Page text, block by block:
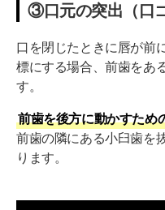
③口元の突出（口
口を閉じたときに唇が前
標にする場合、前歯をあ
す。
前歯を後方に動かすため
前歯の隣にある小臼歯を
ります。